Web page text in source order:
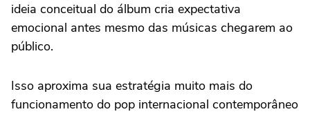
ideia conceitual do álbum cria expectativa
emocional antes mesmo das músicas chegarem ao
público.
Isso aproxima sua estratégia muito mais do
funcionamento do pop internacional contemporâneo